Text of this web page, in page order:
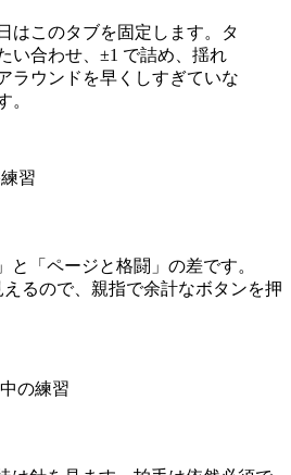
はこのタブを固定します。タ
い合わせ、±1 で詰め、揺れ
ラウンドを早くしすぎていな
。
習
と「ページと格闘」の差です。
るので、親指で余計なボタンを押
の練習